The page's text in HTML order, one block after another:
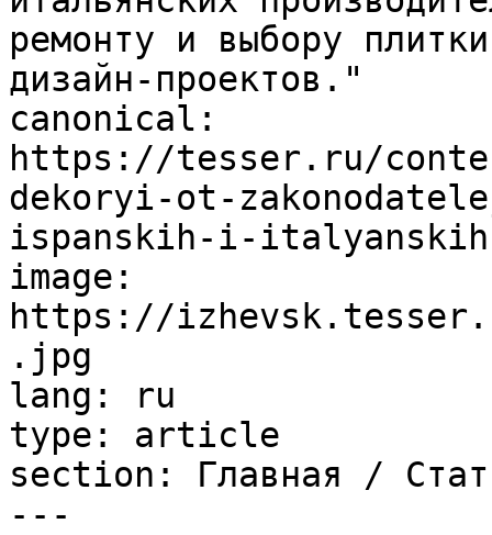
ремонту и выбору
дизайн-проектов."
canonical:
https://tesser.ru/
dekoryi-ot-
ispanskih-i-
image:
https://
.jpg
lang: ru
type: article
section: Главная /
---